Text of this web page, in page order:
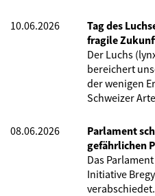
10.06.2026
Tag des
fragile
Der Luchs
bereichert
der wenigen
Schweizer
08.06.2026
Parlament
gefährlichen
Das
Initiative
verabschiedet.